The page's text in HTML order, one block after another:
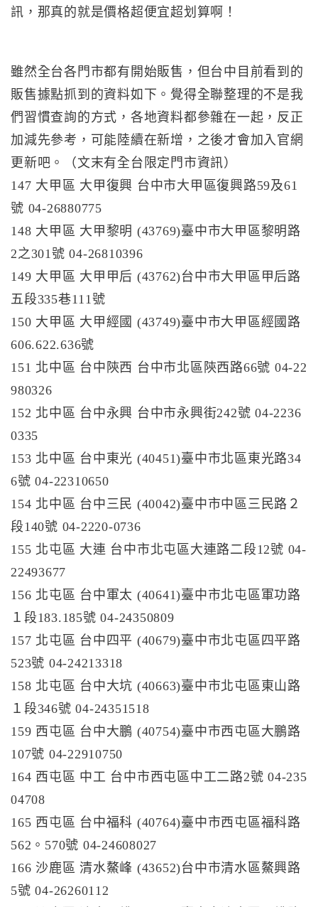
訊，那真的就是價格超便宜超划算啊！
雖然全台各門市都有開始販售，但台中目前看到的
販售據點抓到的資料如下。覺得全聯整理的不是我
們習慣查詢的方式，各地資料都參雜在一起，反正
加減先參考，可能陸續在新增，之後才會加入官網
更新吧。（文末有全台限定門市資訊）
147 大甲區 大甲復興 台中市大甲區復興路59及61
號 04-26880775
148 大甲區 大甲黎明 (43769)臺中市大甲區黎明路
2之301號 04-26810396
149 大甲區 大甲甲后 (43762)台中市大甲區甲后路
五段335巷111號
150 大甲區 大甲經國 (43749)臺中市大甲區經國路
606.622.636號
151 北中區 台中陝西 台中市北區陝西路66號 04-22
980326
152 北中區 台中永興 台中市永興街242號 04-2236
0335
153 北中區 台中東光 (40451)臺中市北區東光路34
6號 04-22310650
154 北中區 台中三民 (40042)臺中市中區三民路２
段140號 04-2220-0736
155 北屯區 大連 台中市北屯區大連路二段12號 04-
22493677
156 北屯區 台中軍太 (40641)臺中市北屯區軍功路
１段183.185號 04-24350809
157 北屯區 台中四平 (40679)臺中市北屯區四平路
523號 04-24213318
158 北屯區 台中大坑 (40663)臺中市北屯區東山路
１段346號 04-24351518
159 西屯區 台中大鵬 (40754)臺中市西屯區大鵬路
107號 04-22910750
164 西屯區 中工 台中市西屯區中工二路2號 04-235
04708
165 西屯區 台中福科 (40764)臺中市西屯區福科路
562。570號 04-24608027
166 沙鹿區 清水鰲峰 (43652)台中市清水區鰲興路
5號 04-26260112